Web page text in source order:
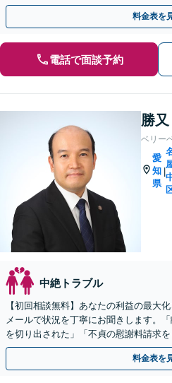
DV、モラハラなど【出張相談可｜名古
料金表を
電話で面談予約
勝
ベリー
愛
知
県
|
中絶トラブル
【初回相談無料】あなたの利益の最大
メールで状況を丁寧にお聞きします。
を切り出された」「不貞の慰謝料請求
【リーズナブルな料金設定】
料金表を